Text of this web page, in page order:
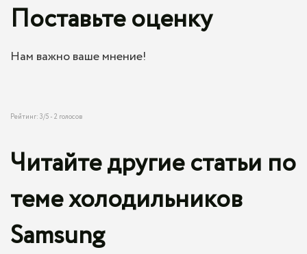
Поставьте оценку
Нам важно ваше мнение!
Рейтинг: 3/5 - 2 голосов
Читайте другие статьи по
теме холодильников
Samsung